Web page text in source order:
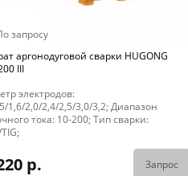
запросу
аргонодуговой сварки HUGONG
III
электродов:
1,6/2,0/2,4/2,5/3,0/3,2; Диапазон
тока: 10-200; Тип сварки:
р. Запрос